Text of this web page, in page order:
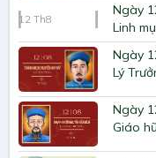
12 Th8
Ngày
Linh
Ngày
Lý
Ngày
Giáo